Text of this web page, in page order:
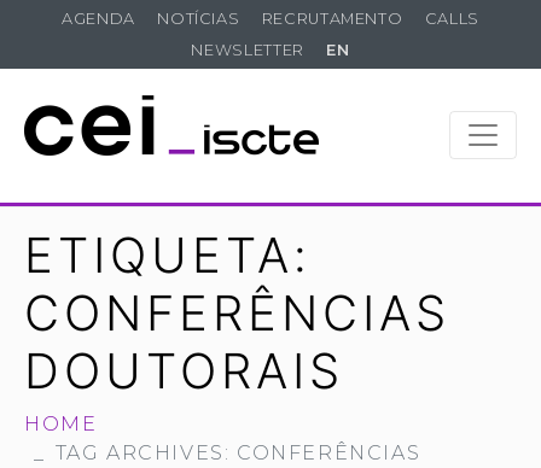
AGENDA NOTÍCIAS RECRUTAMENTO
CALLS
NEWSLETTER
EN
ETIQUETA:
CONFERÊNCIAS
DOUTORAIS
HOME
TAG ARCHIVES: CONFERÊNCIAS